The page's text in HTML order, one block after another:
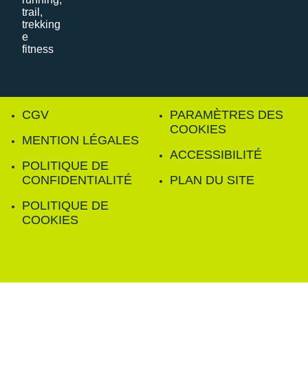
CGV
MENTION LÉGALES
POLITIQUE DE
CONFIDENTIALITÉ
POLITIQUE DE
COOKIES
PARAMÈTRES DES
COOKIES
ACCESSIBILITÉ
PLAN DU SITE